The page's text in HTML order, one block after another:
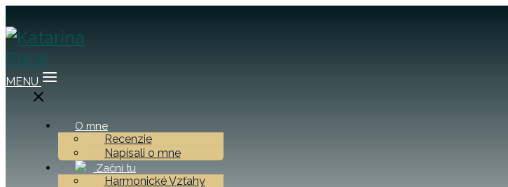
MENU
O mne
Recenzie
Napísali o mne
Začni tu
Harmonické Vzťahy